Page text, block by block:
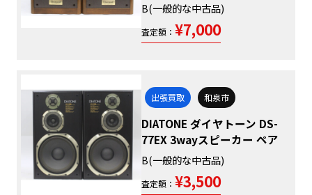
B(一般的な中古品)
査定額： ¥7,000
出張買取 和泉市
DIATONE ダイヤトーン DS-
77EX 3wayスピーカー ペア
B(一般的な中古品)
査定額： ¥3,500